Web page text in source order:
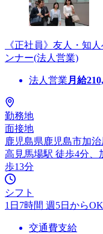
《正社員》友人・知
ンナー(法人営業)
法人営業 月給
勤務地
面接地
鹿児島県鹿児島市加治
高見馬場駅 徒歩4分、
歩13分
シフト
1日7時間 週5日からOK
交通費支給